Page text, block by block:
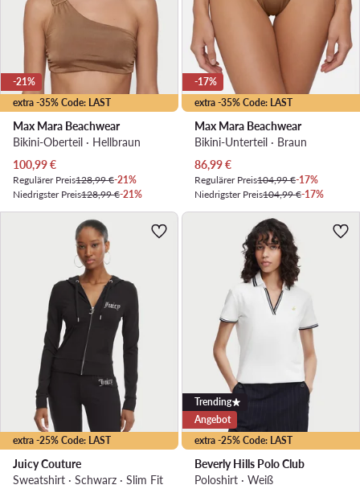
extra -35% Code: LAST
-21%
Max Mara Beachwear
Bikini-Oberteil · Hellbraun
Aktueller Preis
100,99€
Regulärer Preis128,99 €-21%
Niedrigster Preis128,99 €-21%
extra -35% Code: LAST
-17%
Max Mara Beachwear
Bikini-Unterteil · Braun
Aktueller Preis
86,99€
Regulärer Preis104,99 €-17%
Niedrigster Preis104,99 €-17%
extra -25% Code: LAST
Juicy Couture
Sweatshirt · Schwarz · Slim Fit
extra -25% Code: LAST
Trending
Angebot
Beverly Hills Polo Club
Poloshirt · Weiß